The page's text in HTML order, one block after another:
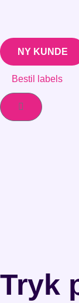
NY KUNDE
Bestil labels
Tryk